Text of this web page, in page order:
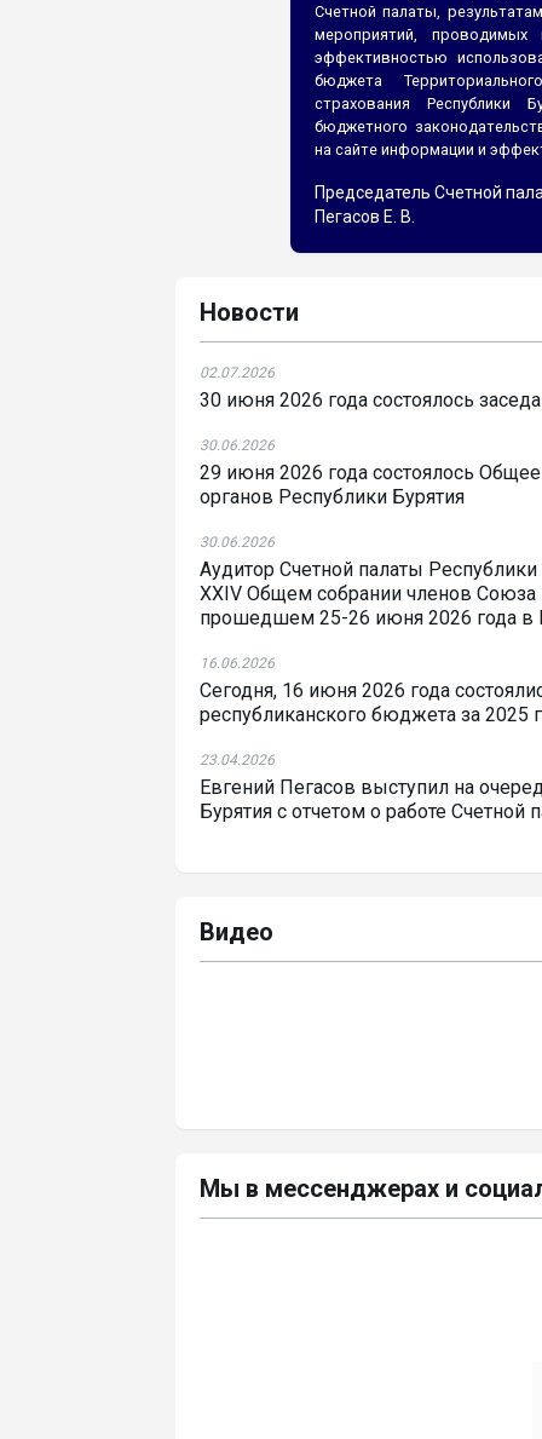
Счетной палаты,
мероприятий,
эффективностью
бюджета
страхования
бюджетного
на сайте информации и
Председатель Счетной
Пегасов Е. В.
Новости
02.07.2026
30 июня 2026 года состоялось
30.06.2026
29 июня 2026 года состоялось
органов Республики Бурятия
30.06.2026
Аудитор Счетной палаты
XXIV Общем собрании членов Союза
прошедшем 25-26 июня 2026 года в
16.06.2026
Сегодня, 16 июня 2026 года
республиканского бюджета за 2025
23.04.2026
Евгений Пегасов выступил на
Бурятия с отчетом о работе Счетной
Видео
Мы в мессенджерах и